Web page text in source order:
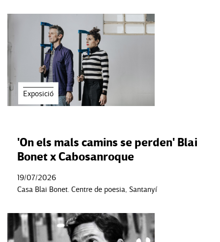
Exposició
'On els mals camins se perden' Blai
Bonet x Cabosanroque
19/07/2026
Casa Blai Bonet. Centre de poesia, Santanyí